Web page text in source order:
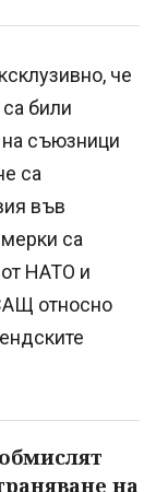
че
били
на съюзници
са
във
са
НАТО и
относно
на